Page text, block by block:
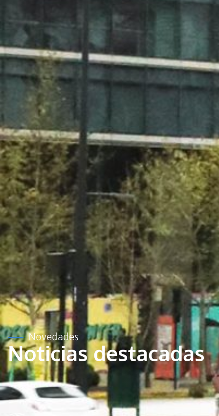
Novedades
Noticias destacadas